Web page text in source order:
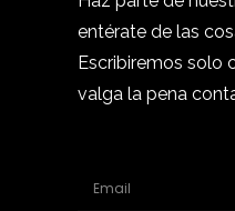
entérate de las
Escribiremos solo
valga la pena